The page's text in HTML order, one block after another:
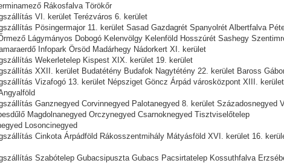
Rákosfalva Törökőr
VI. kerület Terézváros 6. kerület
Pösingermajor 11. kerület Sasad Gazdagrét Spanyolrét Albertfalva
Lágymányos Dobogó Kelenvölgy Kelenföld Hosszúrét Sashegy
Infopark Örsöd Madárhegy Nádorkert XI. kerület
Wekerletelep Kispest XIX. kerület 19. kerület
XXII. kerület Budatétény Budafok Nagytétény 22. kerület Baross
Vizafogó 13. kerület Népsziget Göncz Árpád városközpont XIII. kerület
Ganznegyed Corvinnegyed Palotanegyed 8. kerület Századosnegyed
Magdolnanegyed Orczynegyed Csarnoknegyed Tisztviselőtelep
Losoncinegyed
Cinkota Árpádföld Rákosszentmihály Mátyásföld XVI. kerület 16.
Szabótelep Gubacsipuszta Gubacs Pacsirtatelep Kossuthfalva